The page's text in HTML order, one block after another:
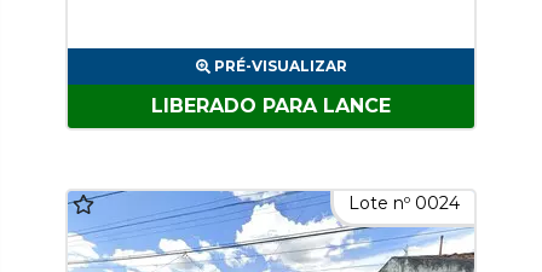
PRÉ-VISUALIZAR
LIBERADO PARA LANCE
Lote nº 0024